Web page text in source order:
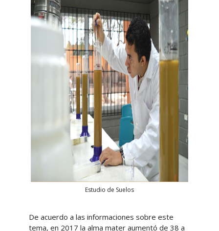
Estudio de Suelos
De acuerdo a las informaciones sobre este
tema, en 2017 la alma mater aumentó de 38 a